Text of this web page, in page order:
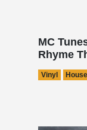
MC
Rhyme
Vinyl House